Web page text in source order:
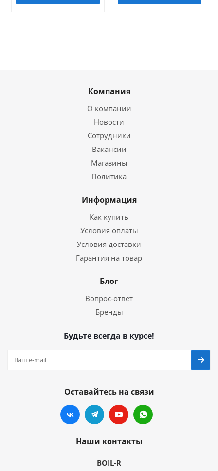
Компания
О компании
Новости
Сотрудники
Вакансии
Магазины
Политика
Информация
Как купить
Условия оплаты
Условия доставки
Гарантия на товар
Блог
Вопрос-ответ
Бренды
Будьте всегда в курсе!
Оставайтесь на связи
Наши контакты
BOIL-R